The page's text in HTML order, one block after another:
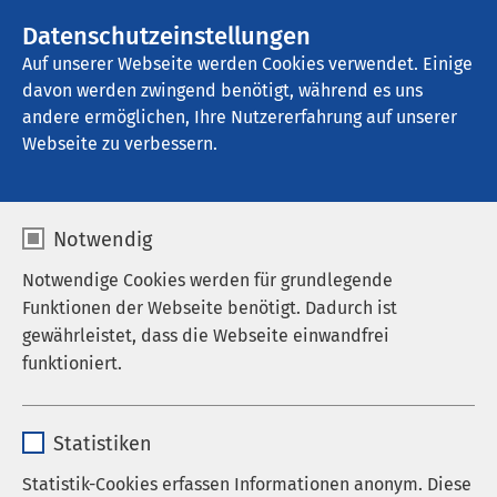
Datenschutzeinstellungen
Auf unserer Webseite werden Cookies verwendet. Einige
davon werden zwingend benötigt, während es uns
andere ermöglichen, Ihre Nutzererfahrung auf unserer
Webseite zu verbessern.
Notwendig
Notwendige Cookies werden für grundlegende
Funktionen der Webseite benötigt. Dadurch ist
gewährleistet, dass die Webseite einwandfrei
funktioniert.
Anbieter sgalinski
Statistiken
Statistik-Cookies erfassen Informationen anonym. Diese
AMEOS Klinikum Schönebeck